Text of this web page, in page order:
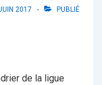
2017
PUBLIÉ
de la ligue